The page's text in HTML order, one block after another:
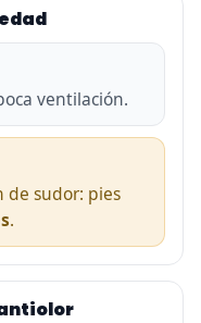
ventilación.
de sudor: pies
.